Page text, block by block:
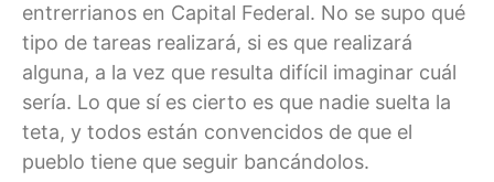
entrerrianos en Capital Federal. No se supo qué
tipo de tareas realizará, si es que realizará
alguna, a la vez que resulta difícil imaginar cuál
sería. Lo que sí es cierto es que nadie suelta la
teta, y todos están convencidos de que el
pueblo tiene que seguir bancándolos.